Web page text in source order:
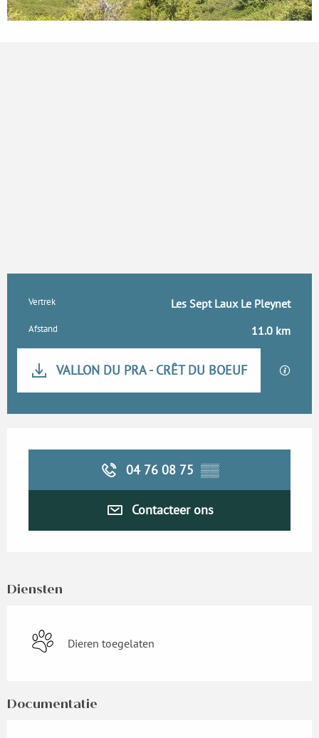
Praktische informatie
Vertrek Les Sept Laux Le Pleynet
Afstand 11.0 km
VALLON DU PRA - CRÊT DU BOEUF
Met
04 76 08 75 ▒▒
Contacteer ons
Diensten
Dieren toegelaten
Documentatie